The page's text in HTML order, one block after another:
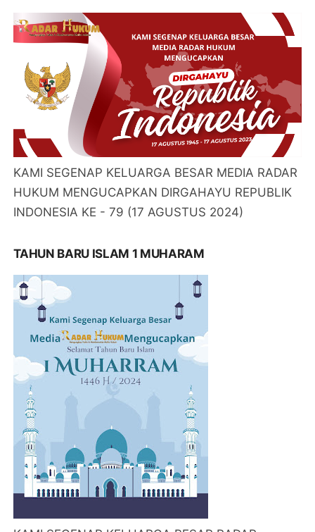
KAMI SEGENAP KELUARGA BESAR MEDIA RADAR
HUKUM MENGUCAPKAN DIRGAHAYU REPUBLIK
INDONESIA KE - 79 (17 AGUSTUS 2024)
TAHUN BARU ISLAM 1 MUHARAM